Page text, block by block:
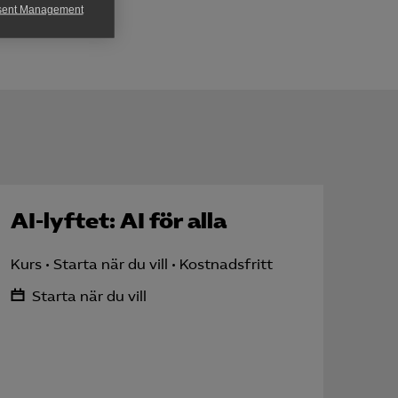
Management
AI-lyftet: AI för alla
Kurs Starta när du vill
Kostnadsfritt
Starta när du vill